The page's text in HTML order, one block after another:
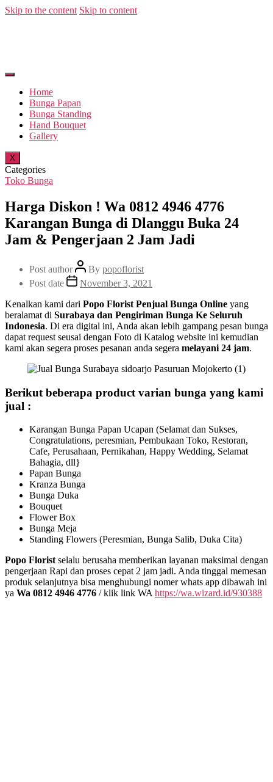
Skip to the content Skip to content
Home
Bunga Papan
Bunga Standing
Hand Bouquet
Gallery
X
Categories
Toko Bunga
Harga Diskon ! Wa 0812 4946 4776
Karangan Bunga di Dlanggu Buka 24
Jam & Pengerjaan 2 Jam Jadi
Post author By popoflorist
Post date
November 3, 2021
Kenalkan kami dari Popo Florist Penjual Bunga Online yang
beralamat di Surabaya dan Pengiriman Bunga Ke Seluruh
Indonesia. Di era digital ini, Anda akan lebih gampang pesan bunga
dapat request seusai dengan Foto di Katalog website ini kemudian
kami akan segera proses pesanan anda segera melayani 24 jam.
Berikut beberapa product varian bunga yang kami
jual :
Karangan Bunga Papan Ucapan (Selamat dan Sukses,
Congratulations, peresmian, Pembukaan Toko, Restoran,
Cafe, Perusahaan, Pernikahan, Happy Wedding, Selamat
Bahagia, dll}
Papan Bunga
Kranza Bunga
Bunga Duka
Bouquet
Flower Box
Bunga Meja
Standing Flowers (Peresmian, Bunga Salib, Duka Cita)
Popo Florist selalu berusaha memberikan layanan maksimal dengan
pengerjaan Rapi dan proses cepat 2 jam jadi. Anda tinggal memesan
produk selanjutnya bisa menghubungi nomer whats app dibawah ini
ya Wa 0812 4946 4776 / klik link WA https://wa.wizard.id/930388